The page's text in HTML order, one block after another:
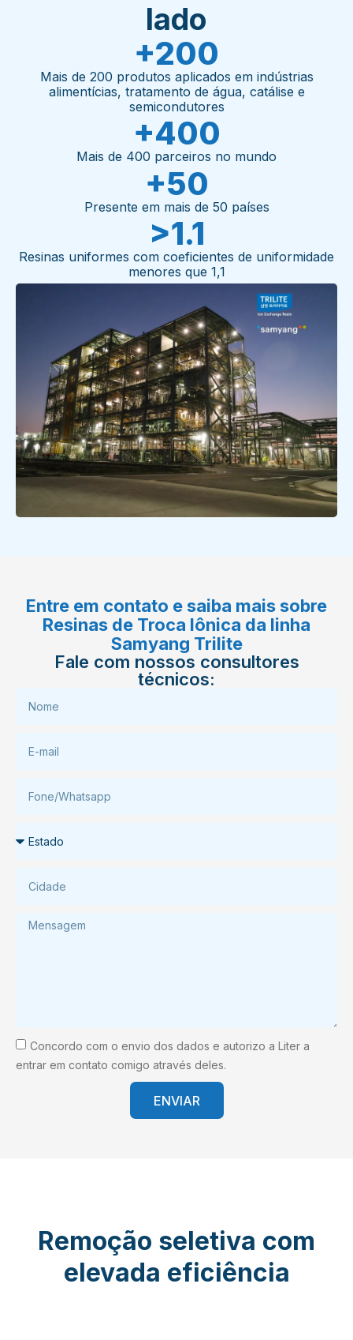
lado
+200
Mais de 200 produtos aplicados em indústrias
alimentícias, tratamento de água, catálise e
semicondutores
+400
Mais de 400 parceiros no mundo
+50
Presente em mais de 50 países
>1.1
Resinas uniformes com coeficientes de uniformidade
menores que 1,1
Entre em contato e saiba mais sobre
Resinas de Troca Iônica da linha
Samyang Trilite
Fale com nossos consultores
técnicos:
Concordo com o envio dos dados e autorizo a Liter a
entrar em contato comigo através deles.
ENVIAR
Remoção seletiva com
elevada eficiência